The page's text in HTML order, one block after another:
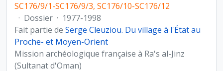
SC176/9/1-SC176/9/3, SC176/10-SC176/12
· Dossier · 1977-1998
Fait partie de Serge Cleuziou. Du village à l'État au
Proche- et Moyen-Orient
Mission archéologique française à Ra's al-Jinz
(Sultanat d'Oman)